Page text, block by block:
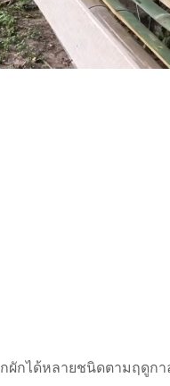
กได้หลายชนิดตามฤดูกา